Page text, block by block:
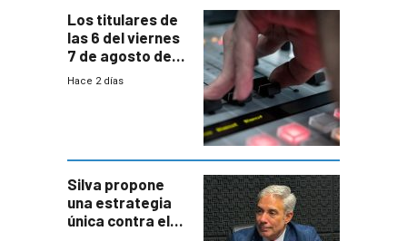
Los titulares de
las 6 del viernes
7 de agosto de
2026
Hace 2 días
Silva propone
una estrategia
única contra el